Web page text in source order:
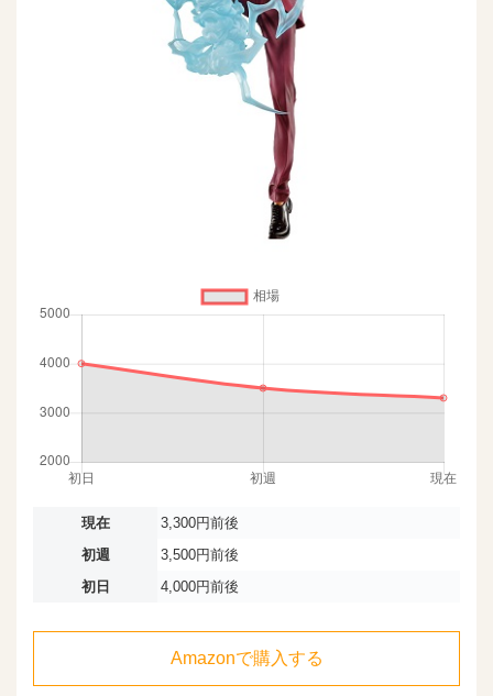
現在
3,300円前後
初週
3,500円前後
初日
4,000円前後
Amazonで購入する